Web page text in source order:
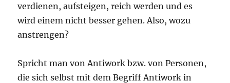
verdienen, aufsteigen, reich werden und es
wird einem nicht besser gehen. Also, wozu
anstrengen?
Spricht man von Antiwork bzw. von Personen,
die sich selbst mit dem Begriff Antiwork in